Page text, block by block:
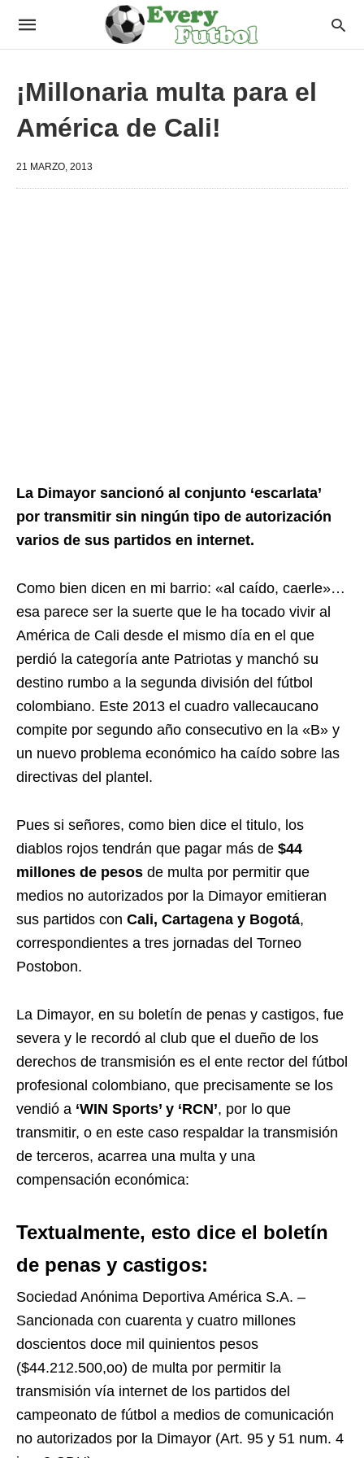
¡Millonaria multa para el
América de Cali!
21 MARZO, 2013
La Dimayor sancionó al conjunto ‘escarlata’
por transmitir sin ningún tipo de autorización
varios de sus partidos en internet.
Como bien dicen en mi barrio: «al caído, caerle»…
esa parece ser la suerte que le ha tocado vivir al
América de Cali desde el mismo día en el que
perdió la categoría ante Patriotas y manchó su
destino rumbo a la segunda división del fútbol
colombiano. Este 2013 el cuadro vallecaucano
compite por segundo año consecutivo en la «B» y
un nuevo problema económico ha caído sobre las
directivas del plantel.
Pues si señores, como bien dice el titulo, los
diablos rojos tendrán que pagar más de $44
millones de pesos de multa por permitir que
medios no autorizados por la Dimayor emitieran
sus partidos con Cali, Cartagena y Bogotá,
correspondientes a tres jornadas del Torneo
Postobon.
La Dimayor, en su boletín de penas y castigos, fue
severa y le recordó al club que el dueño de los
derechos de transmisión es el ente rector del fútbol
profesional colombiano, que precisamente se los
vendió a ‘WIN Sports’ y ‘RCN’, por lo que
transmitir, o en este caso respaldar la transmisión
de terceros, acarrea una multa y una
compensación económica:
Textualmente, esto dice el boletín
de penas y castigos:
Sociedad Anónima Deportiva América S.A. –
Sancionada con cuarenta y cuatro millones
doscientos doce mil quinientos pesos
($44.212.500,oo) de multa por permitir la
transmisión vía internet de los partidos del
campeonato de fútbol a medios de comunicación
no autorizados por la Dimayor (Art. 95 y 51 num. 4